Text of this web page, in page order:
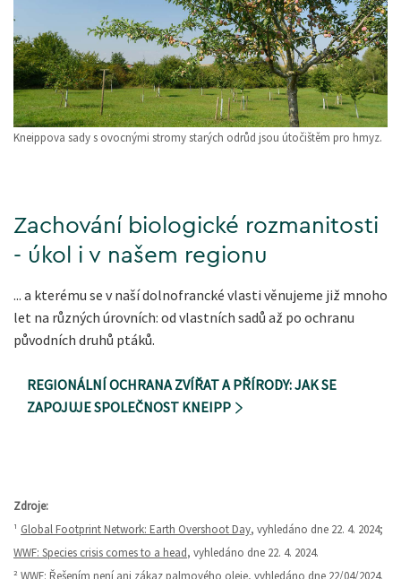
Kneippova sady s ovocnými stromy starých odrůd jsou útočištěm pro hmyz.
Zachování biologické rozmanitosti
- úkol i v našem regionu
... a kterému se v naší dolnofrancké vlasti věnujeme již mnoho
let na různých úrovních: od vlastních sadů až po ochranu
původních druhů ptáků.
REGIONÁLNÍ OCHRANA ZVÍŘAT A PŘÍRODY: JAK SE
ZAPOJUJE SPOLEČNOST KNEIPP
Zdroje:
¹ Global Footprint Network: Earth Overshoot Day, vyhledáno dne 22. 4. 2024;
WWF: Species crisis comes to a head, vyhledáno dne 22. 4. 2024.
² WWF: Řešením není ani zákaz palmového oleje, vyhledáno dne 22/04/2024.